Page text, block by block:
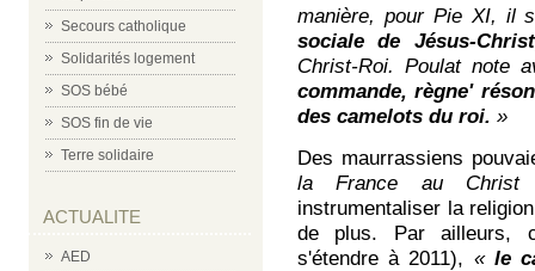
Secours catholique
Solidarités logement
SOS bébé
SOS fin de vie
Terre solidaire
ACTUALITE
AED
manière, pour Pie XI, il
sociale de Jésus-
Christ-Roi. Poulat note
commande, règne'
des camelots du roi. »
Des maurrassiens
la France au
instrumentaliser la
de plus. Par ailleurs,
s'étendre à 2011), « le